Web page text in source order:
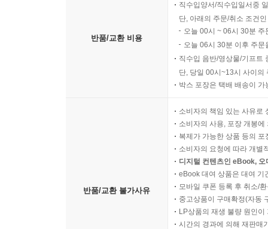
반품/교환 비용
직수입양서/직수입일서중
단, 아래의 주문/취소 조건
오늘 00시 ~ 06시 30분
오늘 06시 30분 이후 주
직수입 음반/영상물/기프트
단, 당일 00시~13시 사이의
박스 포장은 택배 배송이
반품/교환 불가사유
소비자의 책임 있는 사유로
소비자의 사용, 포장 개봉
복제가 가능한 상품 등의
소비자의 요청에 따라 개별
디지털 컨텐츠인 eBook,
eBook 대여 상품은 대여 기
모바일 쿠폰 등록 후 취소/
중고상품이 구매확정(자동
LP상품의 재생 불량 원인
시간의 경과에 의해 재판매